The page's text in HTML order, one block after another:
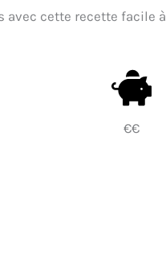
avec cette recette facile à
€€